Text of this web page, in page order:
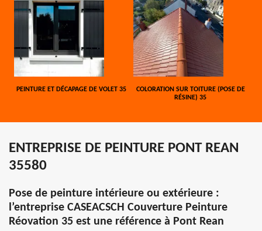
PEINTURE ET DÉCAPAGE DE VOLET 35
COLORATION SUR TOITURE (POSE DE
RÉSINE) 35
ENTREPRISE DE PEINTURE PONT REAN
35580
Pose de peinture intérieure ou extérieure :
l’entreprise CASEACSCH Couverture Peinture
Réovation 35 est une référence à Pont Rean